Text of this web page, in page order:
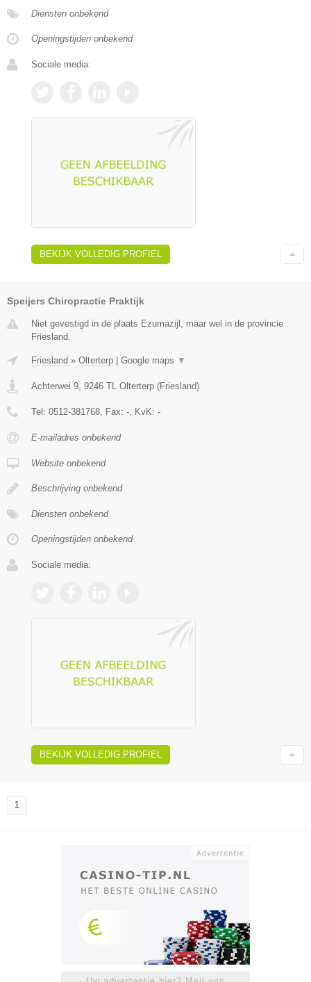
Diensten onbekend
Openingstijden onbekend
Sociale media:
BEKIJK VOLLEDIG PROFIEL
Speijers Chiropractie Praktijk
Niet gevestigd in de plaats Ezumazijl, maar wel in de provincie
Friesland.
Friesland » Olterterp Google maps ▼
Achterwei 9 9246 TL Olterterp (Friesland)
Tel: 0512-381768 , Fax: - , KvK: -
E-mailadres onbekend
Website onbekend
Beschrijving onbekend
Diensten onbekend
Openingstijden onbekend
Sociale media:
BEKIJK VOLLEDIG PROFIEL
1